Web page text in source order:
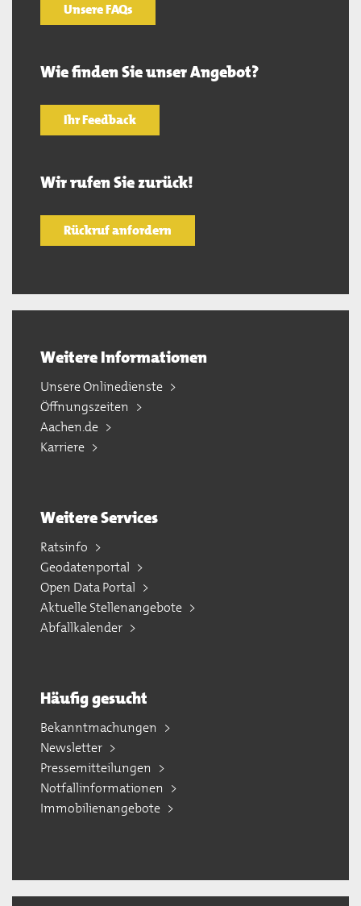
Unsere FAQs
Wie finden Sie unser Angebot?
Ihr Feedback
Wir rufen Sie zurück!
Rückruf anfordern
Weitere Informationen
Unsere Onlinedienste
Öffnungszeiten
Aachen.de
Karriere
Weitere Services
Ratsinfo
Geodatenportal
Open Data Portal
Aktuelle Stellenangebote
Abfallkalender
Häufig gesucht
Bekanntmachungen
Newsletter
Pressemitteilungen
Notfallinformationen
Immobilienangebote